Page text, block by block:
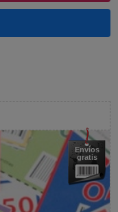
Envíos
gratis